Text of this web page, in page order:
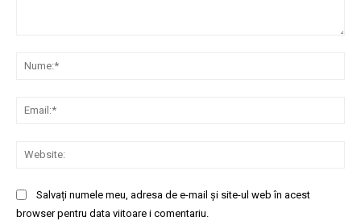
Salvați numele meu, adresa de e-mail și site-ul web în acest
browser pentru data viitoare i comentariu.